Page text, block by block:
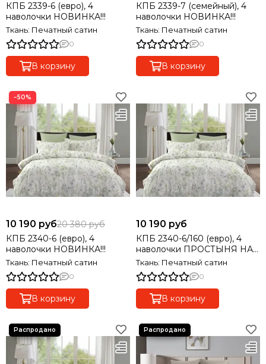
КПБ 2339-6 (евро), 4
наволочки НОВИНКА!!!
Ткань: Печатный сатин
0
В корзину
КПБ 2339-7 (семейный), 4
наволочки НОВИНКА!!!
Ткань: Печатный сатин
0
В корзину
−50%
10 190 руб20 380 руб
КПБ 2340-6 (евро), 4
наволочки НОВИНКА!!!
Ткань: Печатный сатин
0
В корзину
10 190 руб
КПБ 2340-6/160 (евро), 4
наволочки ПРОСТЫНЯ НА
РЕЗИНКЕ! НОВИНКА!!!
Ткань: Печатный сатин
0
В корзину